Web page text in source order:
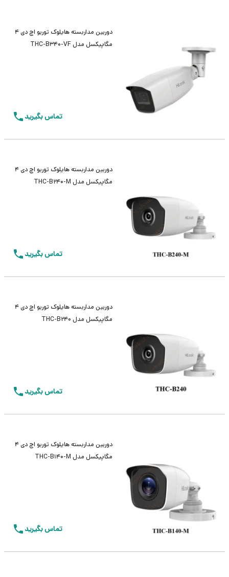
دوربین مداربسته هایلوک توربو اچ دی 4
مگاپیکسل مدل THC-B340-VF
تماس بگیرید
دوربین مداربسته هایلوک توربو اچ دی 4
مگاپیکسل مدل THC-B240-M
تماس بگیرید
دوربین مداربسته هایلوک توربو اچ دی 4
مگاپیکسل مدل THC-B240
تماس بگیرید
دوربین مداربسته هایلوک توربو اچ دی 4
مگاپیکسل مدل THC-B140-M
تماس بگیرید